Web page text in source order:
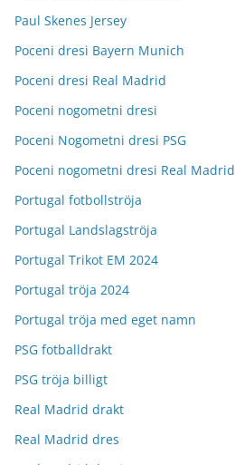
Paul Skenes Jersey
Poceni dresi Bayern Munich
Poceni dresi Real Madrid
Poceni nogometni dresi
Poceni Nogometni dresi PSG
Poceni nogometni dresi Real Madrid
Portugal fotbollströja
Portugal Landslagströja
Portugal Trikot EM 2024
Portugal tröja 2024
Portugal tröja med eget namn
PSG fotballdrakt
PSG tröja billigt
Real Madrid drakt
Real Madrid dres